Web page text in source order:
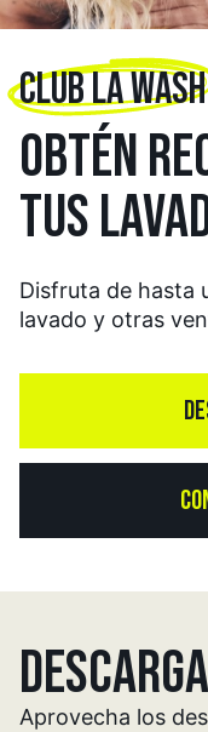
CLUB LA WASH
OBTÉN
TUS
Disfruta de hasta
lavado y otras
Aprovecha los